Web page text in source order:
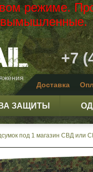
режиме.
вымышленные.
+7
Доставка
ЗАЩИТЫ
под 1 магазин СВД или